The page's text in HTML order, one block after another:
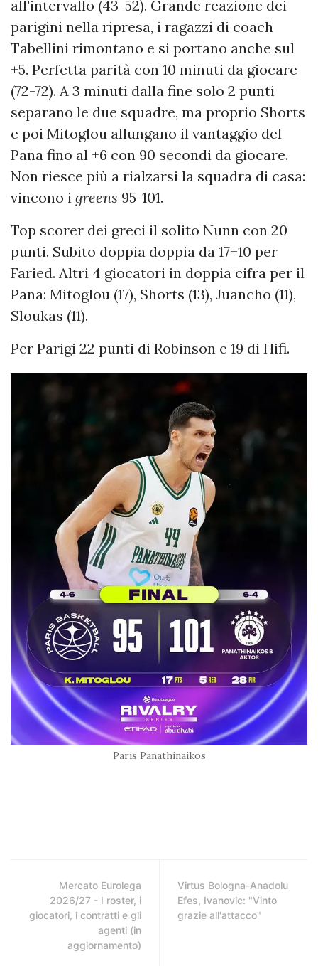
all'intervallo (43-52). Grande reazione dei
parigini nella ripresa, i ragazzi di coach
Tabellini rimontano e si portano anche sul
+5. Perfetta parità con 10 minuti da giocare
(72-72). A 3 minuti dalla fine solo 2 punti
separano le due squadre, ma proprio Shorts
e poi Mitoglou allungano il vantaggio del
Pana fino al +6 con 90 secondi da giocare.
Non riesce più a rialzarsi la squadra di casa:
vincono i greens 95-101.
Top scorer dei greci il solito Nunn con 20
punti. Subito doppia doppia da 17+10 per
Faried. Altri 4 giocatori in doppia cifra per il
Pana: Mitoglou (17), Shorts (13), Juancho (11),
Sloukas (11).
Per Parigi 22 punti di Robinson e 19 di Hifi.
Paris Panathinaikos
Mercato Eurolega
2026/27 - I roster, i
giocatori, i contratti e gli
agenti (in
aggiornamento)
Virtus Bologna-Anadolu
Efes, Ivanovic: "Vinto
grazie all'attacco"